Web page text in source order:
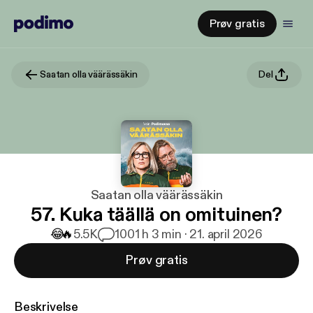
Prøv gratis
Saatan olla väärässäkin Del
Saatan olla väärässäkin
57. Kuka täällä on omituinen?
😂🔥5.5K 1001 h 3 min · 21. april 2026
Prøv gratis
Beskrivelse